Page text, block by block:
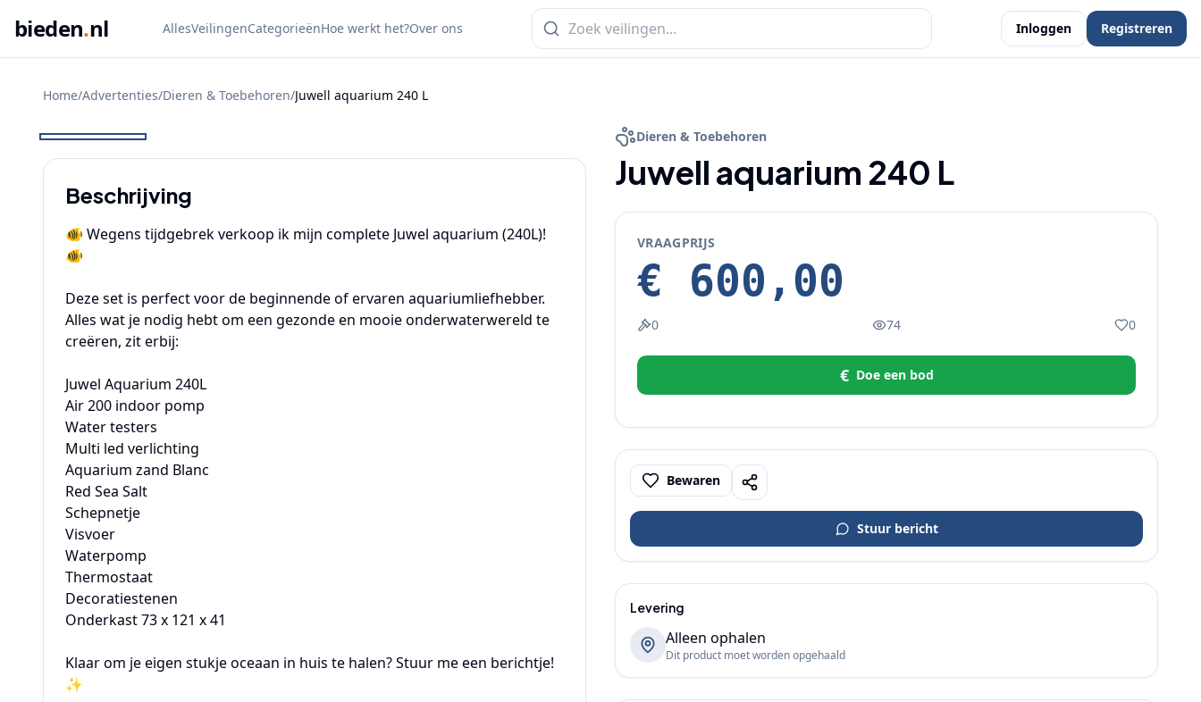
bieden.nl AllesVeilingenCategorieënHoe werkt het?Over ons Inloggen Registreren
Home/Advertenties/Dieren & Toebehoren/Juwell aquarium 240 L
Beschrijving
🐠 Wegens tijdgebrek verkoop ik mijn complete Juwel aquarium (240L)!
🐠
Deze set is perfect voor de beginnende of ervaren aquariumliefhebber.
Alles wat je nodig hebt om een gezonde en mooie onderwaterwereld te
creëren, zit erbij:
Juwel Aquarium 240L
Air 200 indoor pomp
Water testers
Multi led verlichting
Aquarium zand Blanc
Red Sea Salt
Schepnetje
Visvoer
Waterpomp
Thermostaat
Decoratiestenen
Onderkast 73 x 121 x 41
Klaar om je eigen stukje oceaan in huis te halen? Stuur me een berichtje!
✨
Dieren & Toebehoren
Juwell aquarium 240 L
VRAAGPRIJS
€ 600,00
0 74 0
€ Doe een bod
Bewaren
Stuur bericht
Levering
Alleen ophalen
Dit product moet worden opgehaald